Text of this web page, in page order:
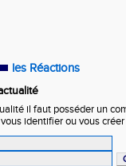
les Réactions
il faut posséder un
identifier ou vous